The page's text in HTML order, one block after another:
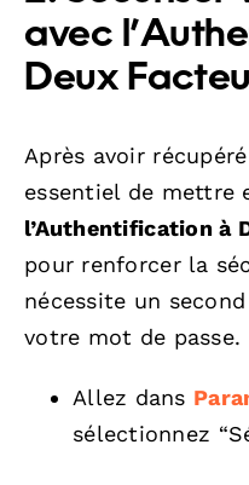
avec
Deux
Après avoir
essentiel de mettre
l’Authentification à
pour renforcer la
nécessite un
votre mot de passe.
Allez dans
sélectionnez